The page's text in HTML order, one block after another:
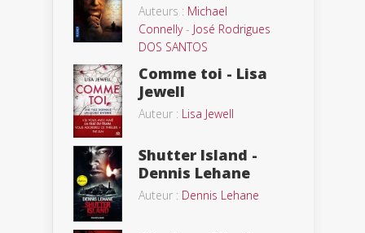
Auteurs : Michael
Connelly- José Rodrigues
DOS SANTOS
Comme toi - Lisa
Jewell
Auteur : Lisa Jewell
Shutter Island -
Dennis Lehane
Auteur : Dennis Lehane